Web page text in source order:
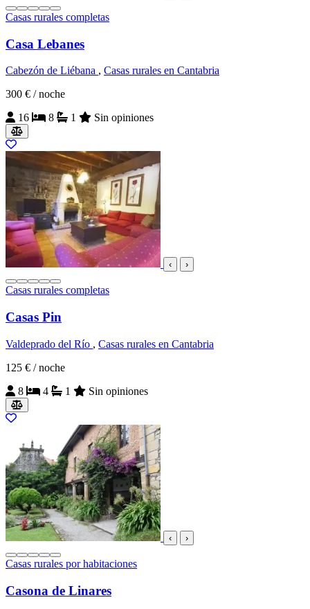
Casas rurales completas
Casa Lebanes
Cabezón de Liébana , Casas rurales en Cantabria
300 € / noche
16
8 1 Sin opiniones
‹ ›
Casas rurales completas
Casas Pin
Valdeprado del Río , Casas rurales en Cantabria
125 € / noche
8
4 1 Sin opiniones
‹ ›
Casas rurales por habitaciones
Casona de Linares